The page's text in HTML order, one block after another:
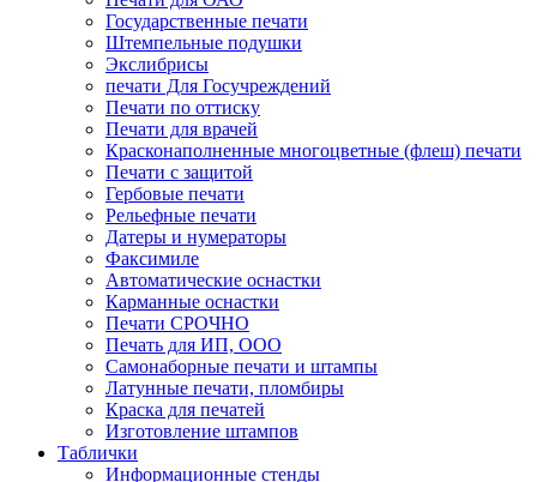
Государственные печати
Штемпельные подушки
Экслибрисы
печати Для Госучреждений
Печати по оттиску
Печати для врачей
Красконаполненные многоцветные (флеш) печати
Печати с защитой
Гербовые печати
Рельефные печати
Датеры и нумераторы
Факсимиле
Автоматические оснастки
Карманные оснастки
Печати СРОЧНО
Печать для ИП, ООО
Самонаборные печати и штампы
Латунные печати, пломбиры
Краска для печатей
Изготовление штампов
Таблички
Информационные стенды